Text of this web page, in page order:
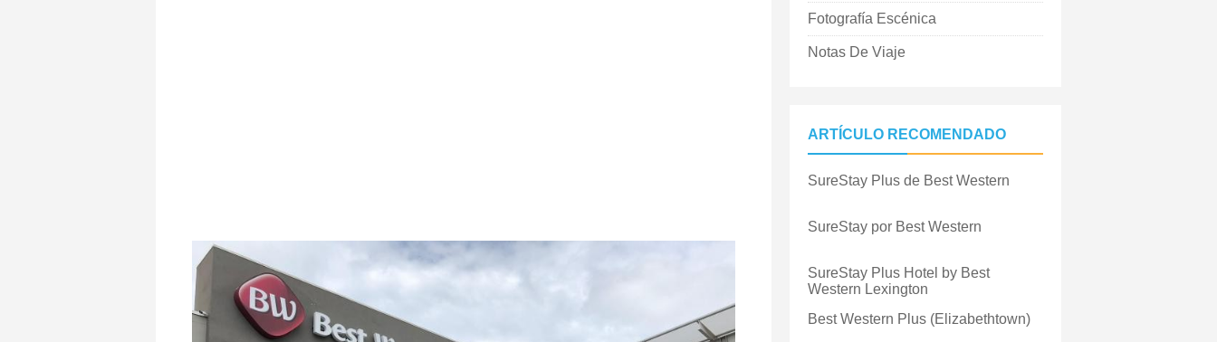
Fotografía Escénica
Notas De Viaje
ARTÍCULO RECOMENDADO
SureStay Plus de Best Western
SureStay por Best Western
SureStay Plus Hotel by Best
Western Lexington
Best Western Plus (Elizabethtown)